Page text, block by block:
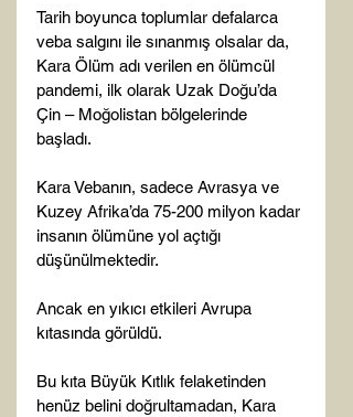
Tarih boyunca toplumlar defalarca
veba salgını ile sınanmış olsalar da,
Kara Ölüm adı verilen en ölümcül
pandemi, ilk olarak Uzak Doğu’da
Çin – Moğolistan bölgelerinde
başladı.
Kara Vebanın, sadece Avrasya ve
Kuzey Afrika’da 75-200 milyon kadar
insanın ölümüne yol açtığı
düşünülmektedir.
Ancak en yıkıcı etkileri Avrupa
kıtasında görüldü.
Bu kıta Büyük Kıtlık felaketinden
henüz belini doğrultamadan, Kara